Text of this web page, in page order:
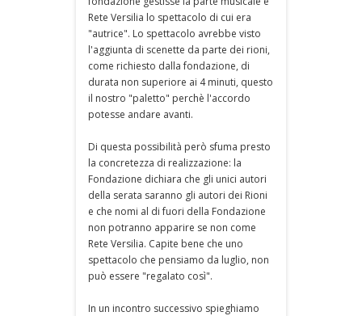
Rete Versilia lo spettacolo di cui era
"autrice". Lo spettacolo avrebbe visto
l'aggiunta di scenette da parte dei rioni,
come richiesto dalla fondazione, di
durata non superiore ai 4 minuti, questo
il nostro "paletto" perchè l'accordo
potesse andare avanti.
Di questa possibilità però sfuma presto
la concretezza di realizzazione: la
Fondazione dichiara che gli unici autori
della serata saranno gli autori dei Rioni
e che nomi al di fuori della Fondazione
non potranno apparire se non come
Rete Versilia. Capite bene che uno
spettacolo che pensiamo da luglio, non
può essere "regalato così".
In un incontro successivo spieghiamo